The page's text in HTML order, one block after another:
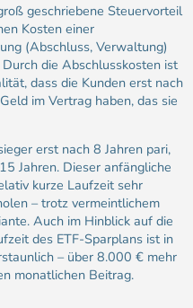
geschriebene Steuervorteil
Kosten einer
(Abschluss, Verwaltung)
die Abschlusskosten ist
dass die Kunden erst nach
im Vertrag haben, das sie
erst nach 8 Jahren pari,
Jahren. Dieser anfängliche
kurze Laufzeit sehr
– trotz vermeintlichem
Auch im Hinblick auf die
des ETF-Sparplans ist in
– über 8.000 € mehr
monatlichen Beitrag.